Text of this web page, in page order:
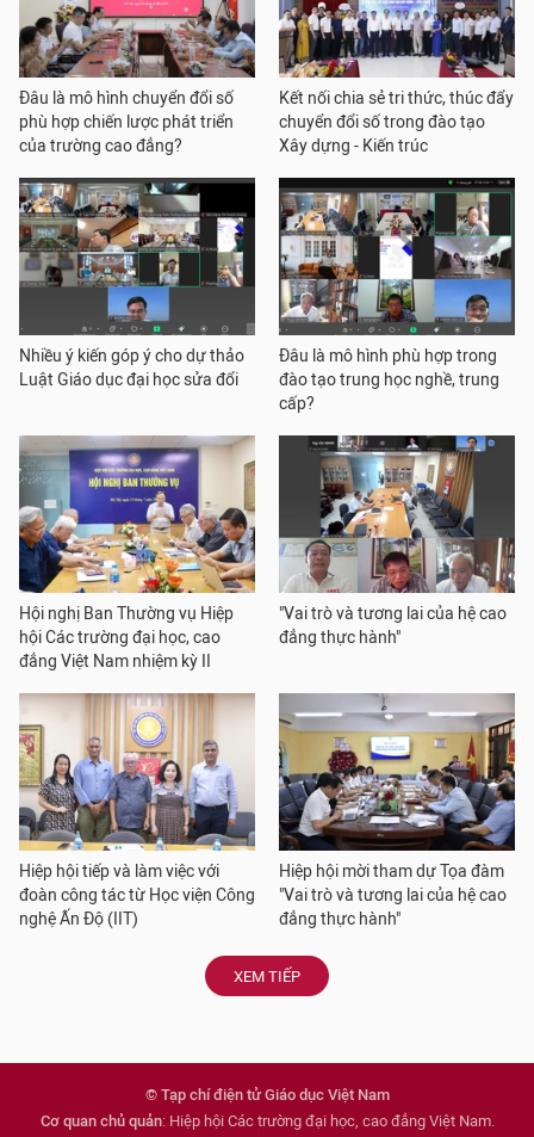
Đâu là mô hình chuyển đổi số
phù hợp chiến lược phát triển
của trường cao đẳng?
Kết nối chia sẻ tri thức, thúc đẩy
chuyển đổi số trong đào tạo
Xây dựng - Kiến trúc
Nhiều ý kiến góp ý cho dự thảo
Luật Giáo dục đại học sửa đổi
Đâu là mô hình phù hợp trong
đào tạo trung học nghề, trung
cấp?
Hội nghị Ban Thường vụ Hiệp
hội Các trường đại học, cao
đẳng Việt Nam nhiệm kỳ II
"Vai trò và tương lai của hệ cao
đẳng thực hành"
Hiệp hội tiếp và làm việc với
đoàn công tác từ Học viện Công
nghệ Ấn Độ (IIT)
Hiệp hội mời tham dự Tọa đàm
"Vai trò và tương lai của hệ cao
đẳng thực hành"
XEM TIẾP
© Tạp chí điện tử Giáo dục Việt Nam
Cơ quan chủ quản: Hiệp hội Các trường đại học, cao đẳng Việt Nam.